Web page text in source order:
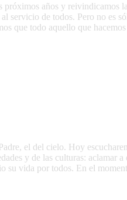
próximos años y
servicio de todos. Pero no es
que todo aquello que
el del cielo. Hoy
y de las culturas:
su vida por todos. En el